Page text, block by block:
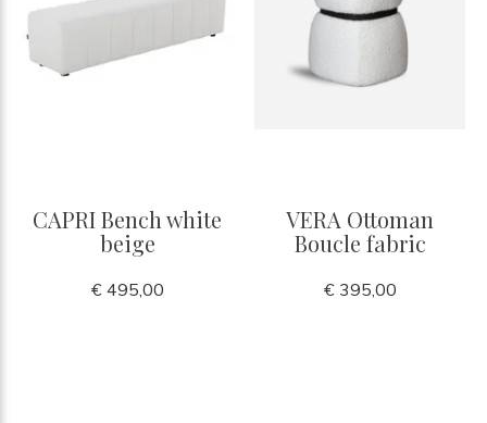
CAPRI Bench white
beige
€ 495,00
VERA Ottoman
Boucle fabric
€ 395,00